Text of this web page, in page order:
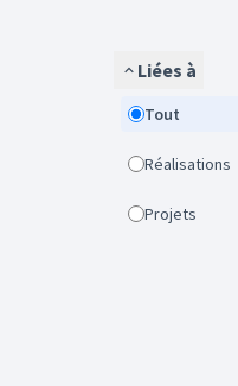
Liées à
Tout
Réalisations
Projets